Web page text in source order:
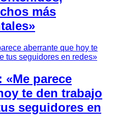
más
«Me parece
te den trabajo
seguidores en